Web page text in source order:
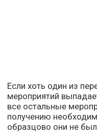
Если хоть один из
мероприятий
все остальные
получению
образцово они не